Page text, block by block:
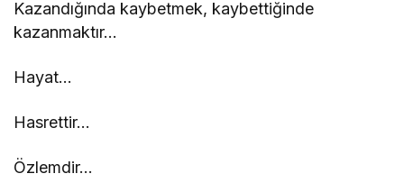
Kazandığında kaybetmek, kaybettiğinde
kazanmaktır…
Hayat…
Hasrettir…
Özlemdir…